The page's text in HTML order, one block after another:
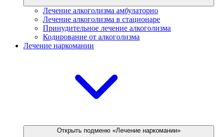
Лечение алкоголизма амбулаторно
Лечение алкоголизма в стационаре
Принудительное лечение алкоголизма
Кодирование от алкоголизма
Лечение наркомании
Открыть подменю «Лечение наркомании»